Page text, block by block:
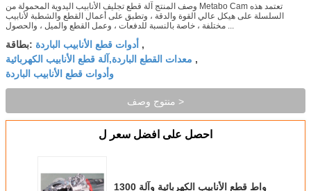
وصف المنتج آلة قطع تجليف الأنابيب اليدوية المحمولة من Metabo Cam تعتمد هذه
السلسلة على هيكل عالي القوة والدقة ، وتطبق على أعمال القطع والشطبة لأنابيب
مختلفة ، خاصة بالنسبة للدفعات ، وعمل القطع والميل ، والحصول ...
بطاقة: أدوات قطع الأنابيب الباردة ,
معدات القطع الباردة,آلة قطع الأنابيب الكهربائية ,
وأدوات قطع الأنابيب الباردة
منتوج وصف >
احصل على افضل سعر ل
1300 واط قطع الأنابيب الكهربائية وآلة